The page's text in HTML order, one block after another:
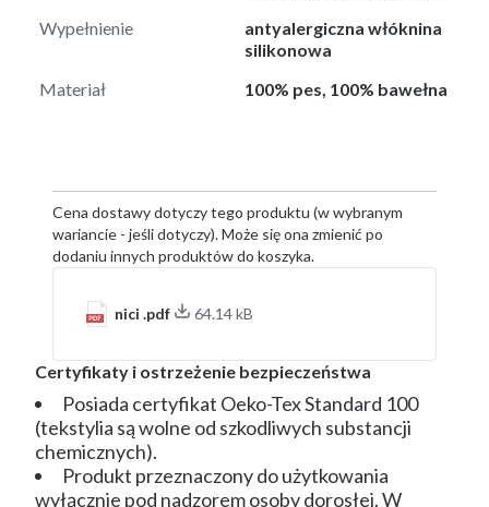
Wypełnienie
antyalergiczna włóknina
silikonowa
Materiał
100% pes, 100% bawełna
Cena dostawy dotyczy tego produktu (w wybranym
wariancie - jeśli dotyczy). Może się ona zmienić po
dodaniu innych produktów do koszyka.
nici .pdf 64.14 kB
Certyfikaty i ostrzeżenie bezpieczeństwa
Posiada certyfikat Oeko-Tex Standard 100
(tekstylia są wolne od szkodliwych substancji
chemicznych).
Produkt przeznaczony do użytkowania
wyłącznie pod nadzorem osoby dorosłej. W